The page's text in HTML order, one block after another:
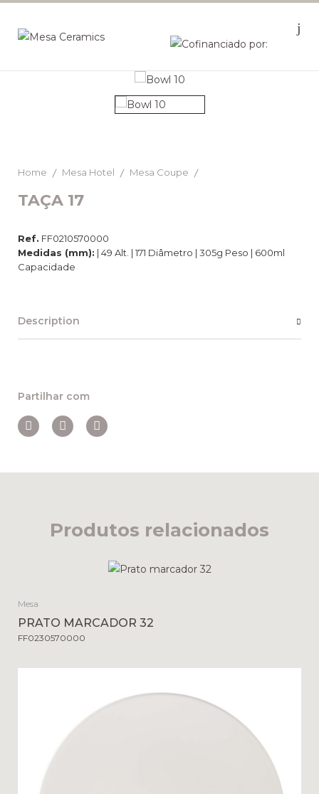
Home Mesa Hotel Mesa Coupe
TAÇA 17
Ref. FF0210570000
Medidas (mm): | 49 Alt. | 171 Diâmetro | 305g Peso | 600ml
Capacidade
Description
Partilhar com
Produtos relacionados
Mesa
PRATO MARCADOR 32
FF0230570000